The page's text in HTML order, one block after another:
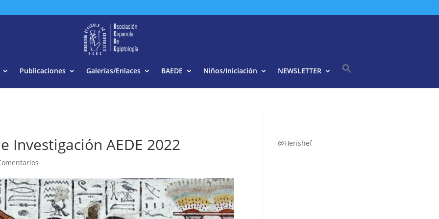
Publicaciones Galerías/Enlaces BAEDE Niños/Iniciación NEWSLETTER
Investigación AEDE 2022 @Herishef